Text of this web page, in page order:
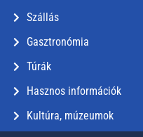
Szállás
Gasztronómia
Túrák
Hasznos információk
Kultúra, múzeumok